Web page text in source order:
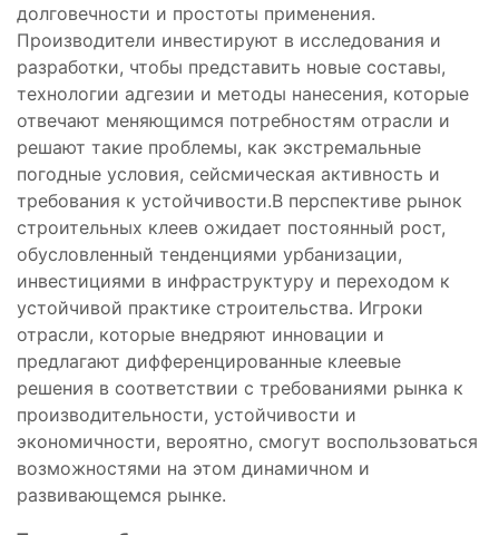
долговечности и простоты применения.
Производители инвестируют в исследования и
разработки, чтобы представить новые составы,
технологии адгезии и методы нанесения, которые
отвечают меняющимся потребностям отрасли и
решают такие проблемы, как экстремальные
погодные условия, сейсмическая активность и
требования к устойчивости.В перспективе рынок
строительных клеев ожидает постоянный рост,
обусловленный тенденциями урбанизации,
инвестициями в инфраструктуру и переходом к
устойчивой практике строительства. Игроки
отрасли, которые внедряют инновации и
предлагают дифференцированные клеевые
решения в соответствии с требованиями рынка к
производительности, устойчивости и
экономичности, вероятно, смогут воспользоваться
возможностями на этом динамичном и
развивающемся рынке.